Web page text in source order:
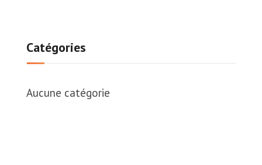
Catégories
Aucune catégorie